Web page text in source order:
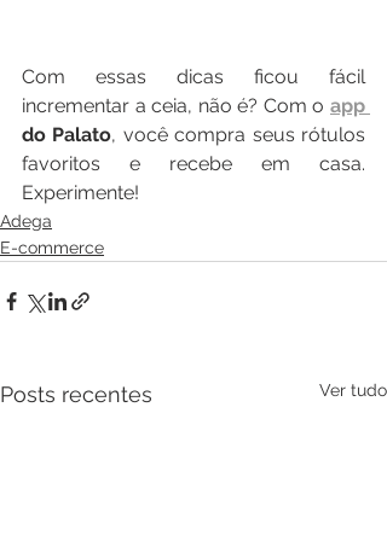
Com essas dicas ficou fácil
incrementar a ceia, não é? Com o
do Palato, você compra seus rótulos
favoritos e recebe em casa.
Experimente!
Adega
E-commerce
Posts recentes Ver tudo